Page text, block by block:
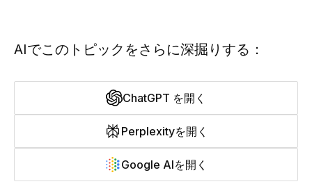
AIでこのトピックをさらに深掘りする：
ChatGPT を開く
Perplexityを開く
Google AIを開く